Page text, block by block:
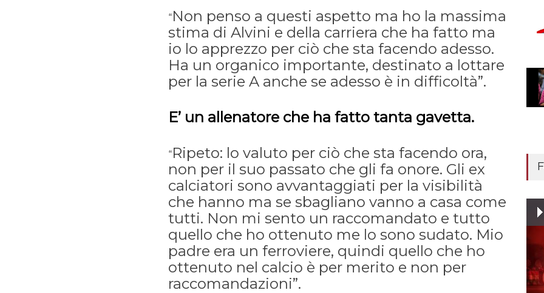
“Non penso a questi aspetto ma ho la massima
stima di Alvini e della carriera che ha fatto ma
io lo apprezzo per ciò che sta facendo adesso.
Ha un organico importante, destinato a lottare
per la serie A anche se adesso è in difficoltà”.
E’ un allenatore che ha fatto tanta gavetta.
“Ripeto: lo valuto per ciò che sta facendo ora,
non per il suo passato che gli fa onore. Gli ex
calciatori sono avvantaggiati per la visibilità
che hanno ma se sbagliano vanno a casa come
tutti. Non mi sento un raccomandato e tutto
quello che ho ottenuto me lo sono sudato. Mio
padre era un ferroviere, quindi quello che ho
ottenuto nel calcio è per merito e non per
raccomandazioni”.